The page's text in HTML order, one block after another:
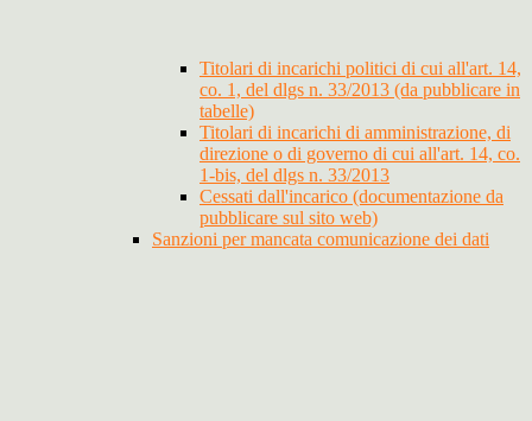
Titolari di incarichi politici di cui all'art. 14,
co. 1, del dlgs n. 33/2013 (da pubblicare in
tabelle)
Titolari di incarichi di amministrazione, di
direzione o di governo di cui all'art. 14, co.
1-bis, del dlgs n. 33/2013
Cessati dall'incarico (documentazione da
pubblicare sul sito web)
Sanzioni per mancata comunicazione dei dati